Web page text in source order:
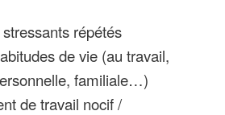
répétés
de vie (au travail,
familiale…)
de travail nocif /